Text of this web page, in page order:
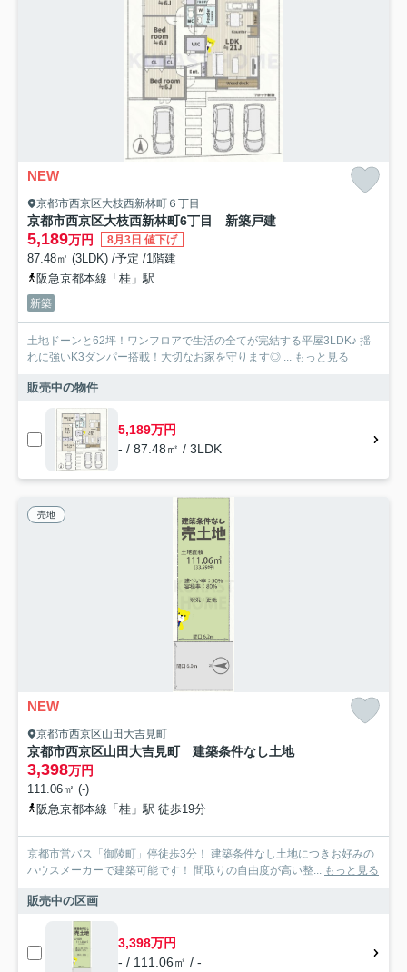
NEW
京都市西京区大枝西新林町６丁目
京都市西京区大枝西新林町6丁目 新築戸建
5,189万円 8月3日 値下げ
87.48㎡ (3LDK) /予定 /1階建
阪急京都本線「桂」駅
新築
土地ドーンと62坪！ワンフロアで生活の全てが完結する平屋3LDK♪ 揺
れに強いK3ダンパー搭載！大切なお家を守ります◎ ... もっと見る
販売中の物件
5,189万円
- / 87.48㎡ / 3LDK
売地
NEW
京都市西京区山田大吉見町
京都市西京区山田大吉見町 建築条件なし土地
3,398万円
111.06㎡ (-)
阪急京都本線「桂」駅 徒歩19分
京都市営バス「御陵町」停徒歩3分！ 建築条件なし土地につきお好みの
ハウスメーカーで建築可能です！ 間取りの自由度が高い整... もっと見る
販売中の区画
3,398万円
- / 111.06㎡ / -